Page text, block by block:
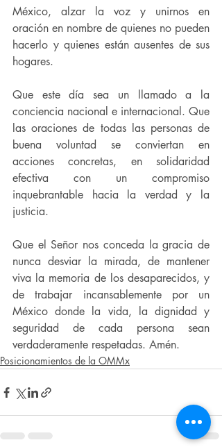
México, alzar la voz y unirnos en
oración en nombre de quienes no pueden
hacerlo y quienes están ausentes de sus
hogares.
Que este día sea un llamado a la
conciencia nacional e internacional. Que
las oraciones de todas las personas de
buena voluntad se conviertan en
acciones concretas, en solidaridad
efectiva con un compromiso
inquebrantable hacia la verdad y la
justicia.
Que el Señor nos conceda la gracia de
nunca desviar la mirada, de mantener
viva la memoria de los desaparecidos, y
de trabajar incansablemente por un
México donde la vida, la dignidad y
seguridad de cada persona sean
verdaderamente respetadas. Amén.
Posicionamientos de la OMMx